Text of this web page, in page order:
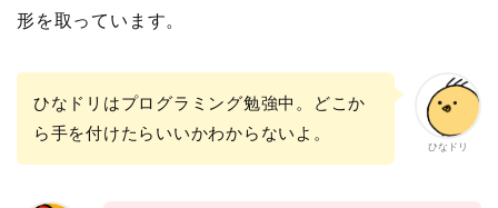
形を取っています。
ひなドリ
ひなドリはプログラミング勉強中。どこか
ら手を付けたらいいかわからないよ。